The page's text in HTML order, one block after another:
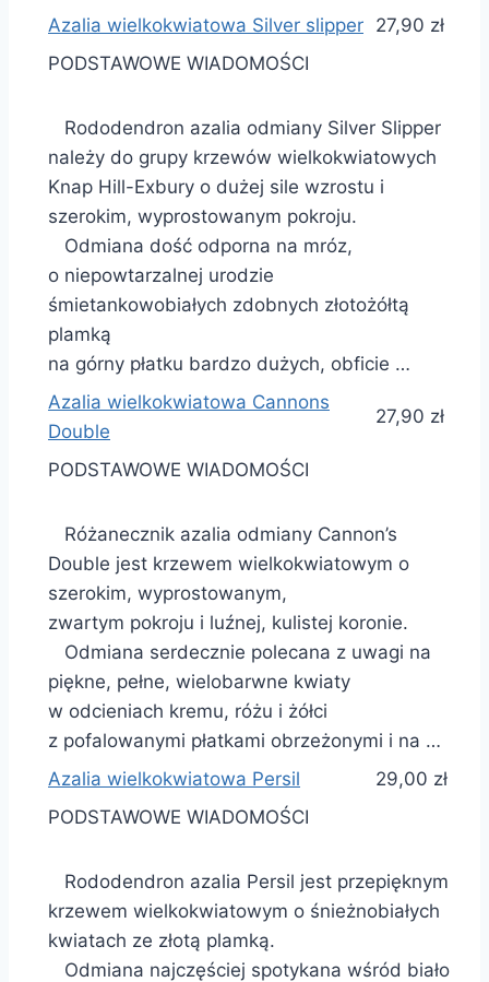
Azalia wielkokwiatowa Silver slipper 27,90 zł
PODSTAWOWE WIADOMOŚCI
Rododendron azalia odmiany Silver Slipper
należy do grupy krzewów wielkokwiatowych
Knap Hill-Exbury o dużej sile wzrostu i
szerokim, wyprostowanym pokroju.
Odmiana dość odporna na mróz,
o niepowtarzalnej urodzie
śmietankowobiałych zdobnych złotożółtą
plamką
na górny płatku bardzo dużych, obficie …
Azalia wielkokwiatowa Cannons
Double
27,90 zł
PODSTAWOWE WIADOMOŚCI
Różanecznik azalia odmiany Cannon’s
Double jest krzewem wielkokwiatowym o
szerokim, wyprostowanym,
zwartym pokroju i luźnej, kulistej koronie.
Odmiana serdecznie polecana z uwagi na
piękne, pełne, wielobarwne kwiaty
w odcieniach kremu, różu i żółci
z pofalowanymi płatkami obrzeżonymi i na …
Azalia wielkokwiatowa Persil
29,00 zł
PODSTAWOWE WIADOMOŚCI
Rododendron azalia Persil jest przepięknym
krzewem wielkokwiatowym o śnieżnobiałych
kwiatach ze złotą plamką.
Odmiana najczęściej spotykana wśród biało